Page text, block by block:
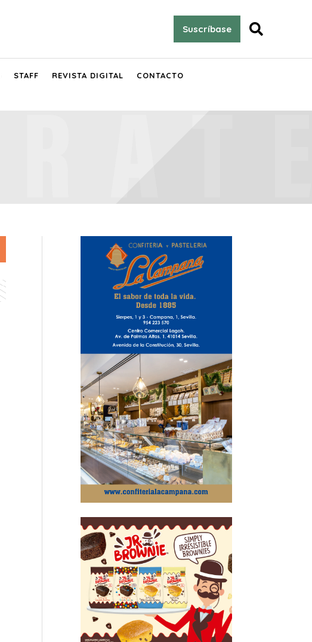
Suscríbase 
STAFF REVISTA DIGITAL
CONTACTO